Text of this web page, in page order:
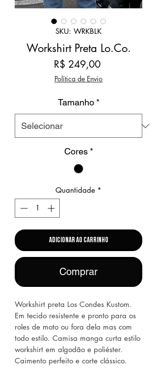
SKU: WRKBLK
Workshirt Preta Lo.Co.
R$ 249,00Preço
Política de Envio
Tamanho *
Cores *
Quantidade *
Adicionar ao Carrinho
Comprar
Workshirt preta Los Condes Kustom.
Em tecido resistente e pronto para os
roles de moto ou fora dela mas com
todo estilo. Camisa manga curta estilo
workshirt em algodão e poliéster.
Caimento perfeito e corte clássico.